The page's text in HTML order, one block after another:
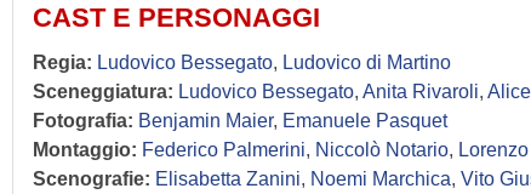
CAST E PERSONAGGI
Regia: Ludovico Bessegato, Ludovico di Martino
Sceneggiatura: Ludovico Bessegato, Anita Rivaroli,
Fotografia: Benjamin Maier, Emanuele Pasquet
Montaggio: Federico Palmerini, Niccolò Notario,
Scenografie: Elisabetta Zanini, Noemi Marchica, Vito